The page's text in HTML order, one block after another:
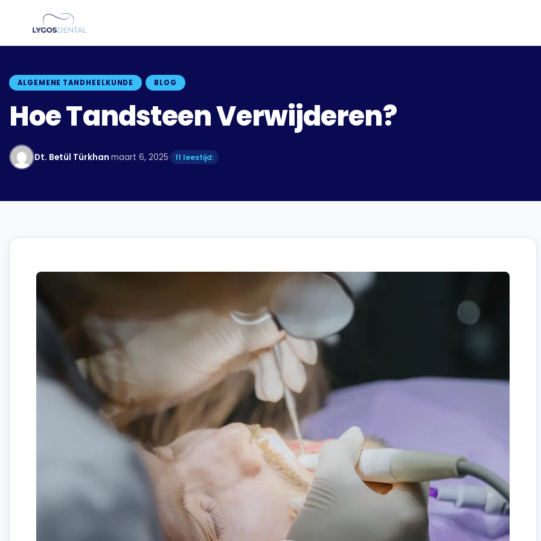
ALGEMENE TANDHEELKUNDE BLOG
Hoe Tandsteen Verwijderen?
Dt. Betül Türkhan·maart 6, 2025· 11 leestijd: